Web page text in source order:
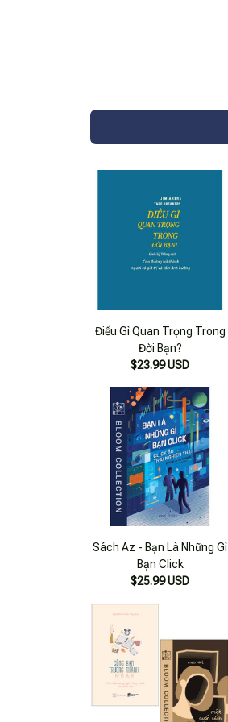
Điều Gì Quan Trọng Trong
Đời Bạn?
$23.99 USD
Sách Az - Bạn Là Những Gì
Bạn Click
$25.99 USD